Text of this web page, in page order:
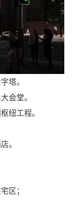
塔。
会堂。
纽工程。
。
区；